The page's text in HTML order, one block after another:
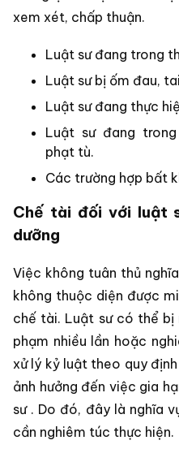
xem xét, chấp thuận.
Luật sư đang trong
Luật sư bị ốm đau,
Luật sư đang thực
Luật sư đang
phạt tù.
Các trường hợp bất
Chế tài đối với luật
dưỡng
Việc không tuân thủ
không thuộc diện được
chế tài. Luật sư có thể bị
phạm nhiều lần hoặc
xử lý kỷ luật theo quy
ảnh hưởng đến việc gia
sư . Do đó, đây là nghĩa
cần nghiêm túc thực hiện.